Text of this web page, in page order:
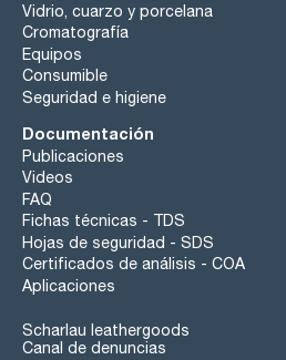
Vidrio, cuarzo y porcelana
Cromatografía
Equipos
Consumible
Seguridad e higiene
Documentación
Publicaciones
Videos
FAQ
Fichas técnicas - TDS
Hojas de seguridad - SDS
Certificados de análisis - COA
Aplicaciones
Scharlau leathergoods
Canal de denuncias